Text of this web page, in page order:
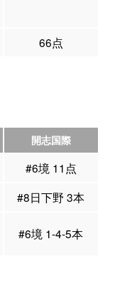
66点
開志国際
#6境 11点
#8日下野 3本
#6境 1-4-5本